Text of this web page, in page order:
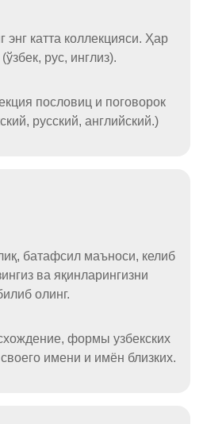
энг катта коллекцияси. Ҳар
рус, инглиз).
пословиц и поговорок
русский, английский.)
батафсил маъноси, келиб
ва яқинларингизни
олинг.
формы узбекских
имени и имён близких.